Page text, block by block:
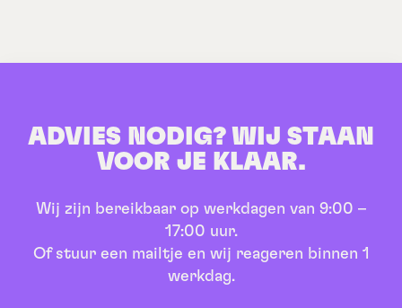
ADVIES NODIG? WIJ STAAN
VOOR JE KLAAR.
Wij zijn bereikbaar op werkdagen van 9:00 –
17:00 uur.
Of stuur een mailtje en wij reageren binnen 1
werkdag.